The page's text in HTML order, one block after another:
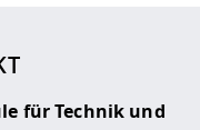
für Technik und